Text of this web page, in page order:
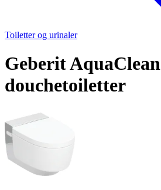
Toiletter og urinaler
Geberit AquaClean
douchetoiletter